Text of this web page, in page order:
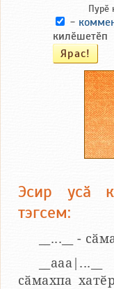
Пурӗ
-
килӗшетӗп
Эсир усӑ
тэгсем:
__...__ -
сӑмахпа